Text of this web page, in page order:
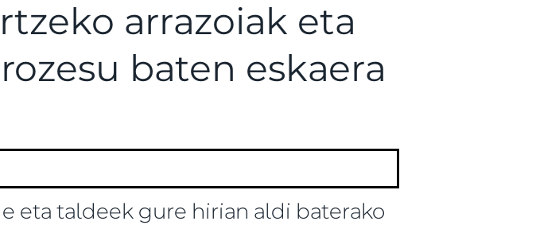
arrazoiak eta
baten eskaera
eta taldeek gure hirian aldi baterako